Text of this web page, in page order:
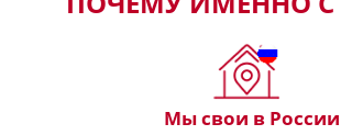
Мы свои в России